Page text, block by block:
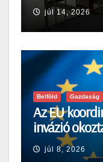
júl 14, 2026
Belföld Gazdaság
Az EU
invázió
júl 8, 2026